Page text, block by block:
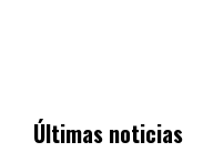
Últimas noticias